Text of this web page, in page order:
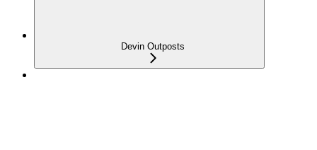
Devin Outposts